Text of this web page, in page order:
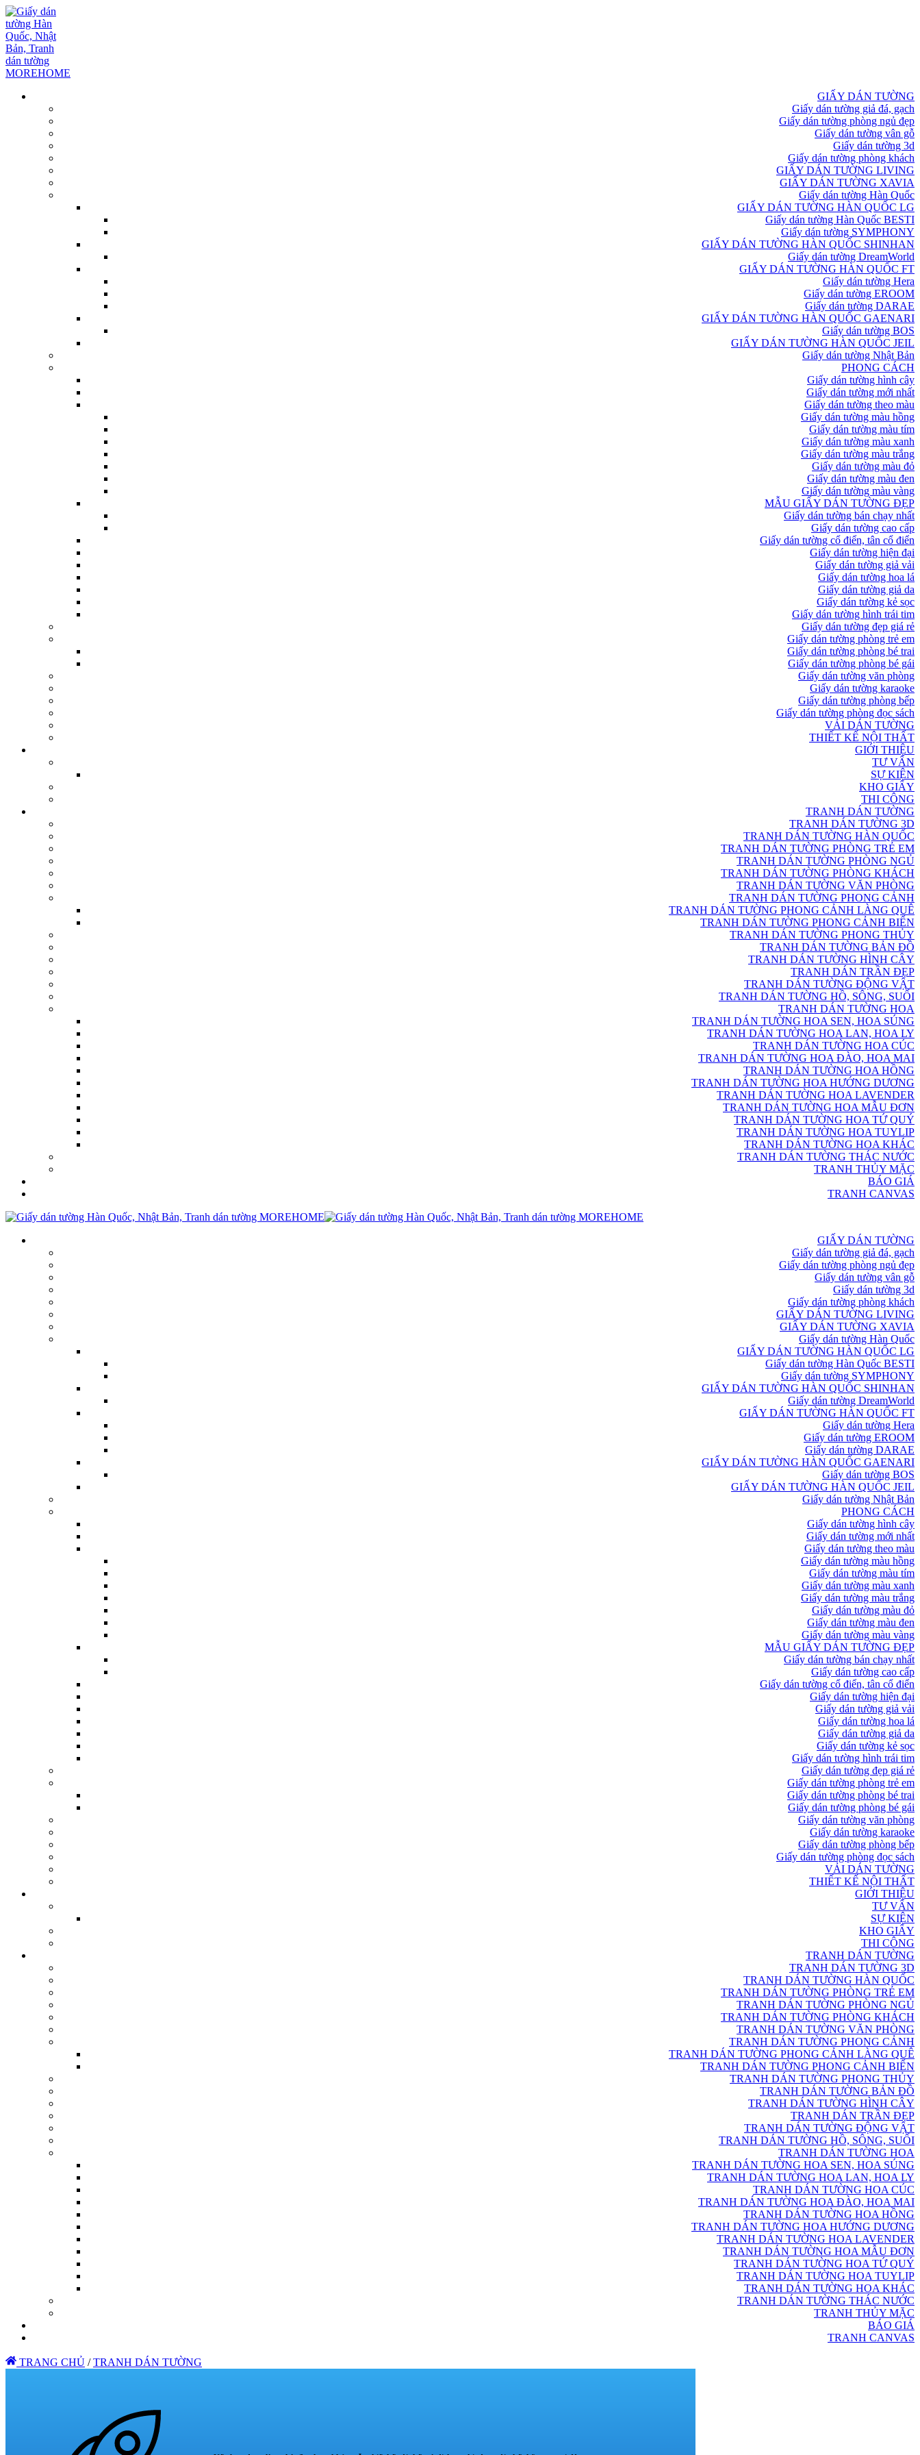
GIẤY DÁN TƯỜNG
Giấy dán tường giả đá, gạch
Giấy dán tường phòng ngủ đẹp
Giấy dán tường vân gỗ
Giấy dán tường 3d
Giấy dán tường phòng khách
GIẤY DÁN TƯỜNG LIVING
GIẤY DÁN TƯỜNG XAVIA
Giấy dán tường Hàn Quốc
GIẤY DÁN TƯỜNG HÀN QUỐC LG
Giấy dán tường Hàn Quốc BESTI
Giấy dán tường SYMPHONY
GIẤY DÁN TƯỜNG HÀN QUỐC SHINHAN
Giấy dán tường DreamWorld
GIẤY DÁN TƯỜNG HÀN QUỐC FT
Giấy dán tường Hera
Giấy dán tường EROOM
Giấy dán tường DARAE
GIẤY DÁN TƯỜNG HÀN QUỐC GAENARI
Giấy dán tường BOS
GIẤY DÁN TƯỜNG HÀN QUỐC JEIL
Giấy dán tường Nhật Bản
PHONG CÁCH
Giấy dán tường hình cây
Giấy dán tường mới nhất
Giấy dán tường theo màu
Giấy dán tường màu hồng
Giấy dán tường màu tím
Giấy dán tường màu xanh
Giấy dán tường màu trắng
Giấy dán tường màu đỏ
Giấy dán tường màu đen
Giấy dán tường màu vàng
MẪU GIẤY DÁN TƯỜNG ĐẸP
Giấy dán tường bán chạy nhất
Giấy dán tường cao cấp
Giấy dán tường cổ điển, tân cổ điển
Giấy dán tường hiện đại
Giấy dán tường giả vải
Giấy dán tường hoa lá
Giấy dán tường giả da
Giấy dán tường kẻ sọc
Giấy dán tường hình trái tim
Giấy dán tường đẹp giá rẻ
Giấy dán tường phòng trẻ em
Giấy dán tường phòng bé trai
Giấy dán tường phòng bé gái
Giấy dán tường văn phòng
Giấy dán tường karaoke
Giấy dán tường phòng bếp
Giấy dán tường phòng đọc sách
VẢI DÁN TƯỜNG
THIẾT KẾ NỘI THẤT
GIỚI THIỆU
TƯ VẤN
SỰ KIỆN
KHO GIẤY
THI CÔNG
TRANH DÁN TƯỜNG
TRANH DÁN TƯỜNG 3D
TRANH DÁN TƯỜNG HÀN QUỐC
TRANH DÁN TƯỜNG PHÒNG TRẺ EM
TRANH DÁN TƯỜNG PHÒNG NGỦ
TRANH DÁN TƯỜNG PHÒNG KHÁCH
TRANH DÁN TƯỜNG VĂN PHÒNG
TRANH DÁN TƯỜNG PHONG CẢNH
TRANH DÁN TƯỜNG PHONG CẢNH LÀNG QUÊ
TRANH DÁN TƯỜNG PHONG CẢNH BIỂN
TRANH DÁN TƯỜNG PHONG THỦY
TRANH DÁN TƯỜNG BẢN ĐỒ
TRANH DÁN TƯỜNG HÌNH CÂY
TRANH DÁN TRẦN ĐẸP
TRANH DÁN TƯỜNG ĐỘNG VẬT
TRANH DÁN TƯỜNG HỒ, SÔNG, SUỐI
TRANH DÁN TƯỜNG HOA
TRANH DÁN TƯỜNG HOA SEN, HOA SÚNG
TRANH DÁN TƯỜNG HOA LAN, HOA LY
TRANH DÁN TƯỜNG HOA CÚC
TRANH DÁN TƯỜNG HOA ĐÀO, HOA MAI
TRANH DÁN TƯỜNG HOA HỒNG
TRANH DÁN TƯỜNG HOA HƯỚNG DƯƠNG
TRANH DÁN TƯỜNG HOA LAVENDER
TRANH DÁN TƯỜNG HOA MẪU ĐƠN
TRANH DÁN TƯỜNG HOA TỨ QUÝ
TRANH DÁN TƯỜNG HOA TUYLIP
TRANH DÁN TƯỜNG HOA KHÁC
TRANH DÁN TƯỜNG THÁC NƯỚC
TRANH THỦY MẶC
BÁO GIÁ
TRANH CANVAS
GIẤY DÁN TƯỜNG
Giấy dán tường giả đá, gạch
Giấy dán tường phòng ngủ đẹp
Giấy dán tường vân gỗ
Giấy dán tường 3d
Giấy dán tường phòng khách
GIẤY DÁN TƯỜNG LIVING
GIẤY DÁN TƯỜNG XAVIA
Giấy dán tường Hàn Quốc
GIẤY DÁN TƯỜNG HÀN QUỐC LG
Giấy dán tường Hàn Quốc BESTI
Giấy dán tường SYMPHONY
GIẤY DÁN TƯỜNG HÀN QUỐC SHINHAN
Giấy dán tường DreamWorld
GIẤY DÁN TƯỜNG HÀN QUỐC FT
Giấy dán tường Hera
Giấy dán tường EROOM
Giấy dán tường DARAE
GIẤY DÁN TƯỜNG HÀN QUỐC GAENARI
Giấy dán tường BOS
GIẤY DÁN TƯỜNG HÀN QUỐC JEIL
Giấy dán tường Nhật Bản
PHONG CÁCH
Giấy dán tường hình cây
Giấy dán tường mới nhất
Giấy dán tường theo màu
Giấy dán tường màu hồng
Giấy dán tường màu tím
Giấy dán tường màu xanh
Giấy dán tường màu trắng
Giấy dán tường màu đỏ
Giấy dán tường màu đen
Giấy dán tường màu vàng
MẪU GIẤY DÁN TƯỜNG ĐẸP
Giấy dán tường bán chạy nhất
Giấy dán tường cao cấp
Giấy dán tường cổ điển, tân cổ điển
Giấy dán tường hiện đại
Giấy dán tường giả vải
Giấy dán tường hoa lá
Giấy dán tường giả da
Giấy dán tường kẻ sọc
Giấy dán tường hình trái tim
Giấy dán tường đẹp giá rẻ
Giấy dán tường phòng trẻ em
Giấy dán tường phòng bé trai
Giấy dán tường phòng bé gái
Giấy dán tường văn phòng
Giấy dán tường karaoke
Giấy dán tường phòng bếp
Giấy dán tường phòng đọc sách
VẢI DÁN TƯỜNG
THIẾT KẾ NỘI THẤT
GIỚI THIỆU
TƯ VẤN
SỰ KIỆN
KHO GIẤY
THI CÔNG
TRANH DÁN TƯỜNG
TRANH DÁN TƯỜNG 3D
TRANH DÁN TƯỜNG HÀN QUỐC
TRANH DÁN TƯỜNG PHÒNG TRẺ EM
TRANH DÁN TƯỜNG PHÒNG NGỦ
TRANH DÁN TƯỜNG PHÒNG KHÁCH
TRANH DÁN TƯỜNG VĂN PHÒNG
TRANH DÁN TƯỜNG PHONG CẢNH
TRANH DÁN TƯỜNG PHONG CẢNH LÀNG QUÊ
TRANH DÁN TƯỜNG PHONG CẢNH BIỂN
TRANH DÁN TƯỜNG PHONG THỦY
TRANH DÁN TƯỜNG BẢN ĐỒ
TRANH DÁN TƯỜNG HÌNH CÂY
TRANH DÁN TRẦN ĐẸP
TRANH DÁN TƯỜNG ĐỘNG VẬT
TRANH DÁN TƯỜNG HỒ, SÔNG, SUỐI
TRANH DÁN TƯỜNG HOA
TRANH DÁN TƯỜNG HOA SEN, HOA SÚNG
TRANH DÁN TƯỜNG HOA LAN, HOA LY
TRANH DÁN TƯỜNG HOA CÚC
TRANH DÁN TƯỜNG HOA ĐÀO, HOA MAI
TRANH DÁN TƯỜNG HOA HỒNG
TRANH DÁN TƯỜNG HOA HƯỚNG DƯƠNG
TRANH DÁN TƯỜNG HOA LAVENDER
TRANH DÁN TƯỜNG HOA MẪU ĐƠN
TRANH DÁN TƯỜNG HOA TỨ QUÝ
TRANH DÁN TƯỜNG HOA TUYLIP
TRANH DÁN TƯỜNG HOA KHÁC
TRANH DÁN TƯỜNG THÁC NƯỚC
TRANH THỦY MẶC
BÁO GIÁ
TRANH CANVAS
TRANG CHỦ / TRANH DÁN TƯỜNG